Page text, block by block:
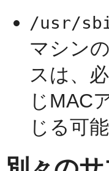
/usr/
マシン
スは、
じMAC
じる可